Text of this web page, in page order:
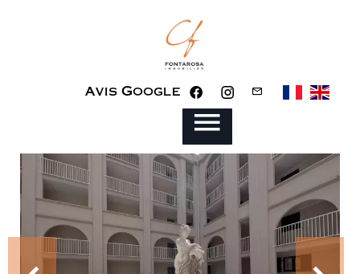
Avis Google